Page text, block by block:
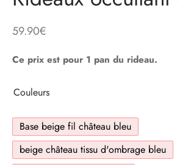
59.90€
Ce prix est pour 1 pan du rideau.
Couleurs
Base beige fil château bleu
beige château tissu d'ombrage bleu